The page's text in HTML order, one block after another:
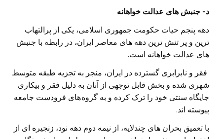
د- جنبش های عدالت خواهانه
دهه پنجم حیات حکومت جمهوری اسلامی، یکی از پرالتهاب
ترین و پر تنش ترین دهه های معاصر ایران، در رابطه با جنبش
های عدالت خواهانه است.
فقر و نابرابری گسترده در ایران، منجر به تجزیه طبقه‌ متوسط
شهری شده و بخش قابل توجهی از آنان به دلیل فقر و بیکاری
جایگاه سنتی خود را ترک کرده‌ و به گروه های فرودست جامعه
پیوسته اند.
با تعمیق بحران های چندلایه، از نیمه دوم دهه نود، زنجیره ای از